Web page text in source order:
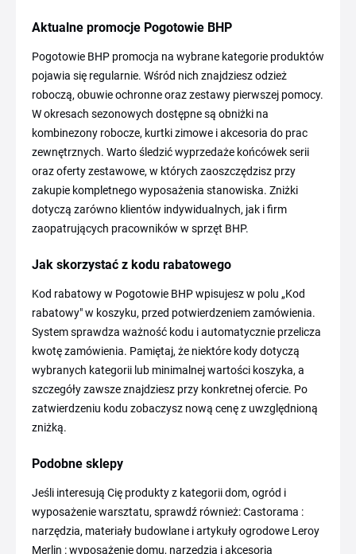
Aktualne promocje Pogotowie BHP
Pogotowie BHP promocja na wybrane kategorie produktów
pojawia się regularnie. Wśród nich znajdziesz odzież
roboczą, obuwie ochronne oraz zestawy pierwszej pomocy.
W okresach sezonowych dostępne są obniżki na
kombinezony robocze, kurtki zimowe i akcesoria do prac
zewnętrznych. Warto śledzić wyprzedaże końcówek serii
oraz oferty zestawowe, w których zaoszczędzisz przy
zakupie kompletnego wyposażenia stanowiska. Zniżki
dotyczą zarówno klientów indywidualnych, jak i firm
zaopatrujących pracowników w sprzęt BHP.
Jak skorzystać z kodu rabatowego
Kod rabatowy w Pogotowie BHP wpisujesz w polu „Kod
rabatowy" w koszyku, przed potwierdzeniem zamówienia.
System sprawdza ważność kodu i automatycznie przelicza
kwotę zamówienia. Pamiętaj, że niektóre kody dotyczą
wybranych kategorii lub minimalnej wartości koszyka, a
szczegóły zawsze znajdziesz przy konkretnej ofercie. Po
zatwierdzeniu kodu zobaczysz nową cenę z uwzględnioną
zniżką.
Podobne sklepy
Jeśli interesują Cię produkty z kategorii dom, ogród i
wyposażenie warsztatu, sprawdź również: Castorama :
narzędzia, materiały budowlane i artykuły ogrodowe Leroy
Merlin : wyposażenie domu, narzędzia i akcesoria